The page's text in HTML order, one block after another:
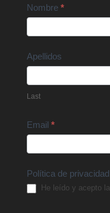
Contact
Nombre *
Apellidos
Last
Email *
Política de privacidad
He leído y acepto la